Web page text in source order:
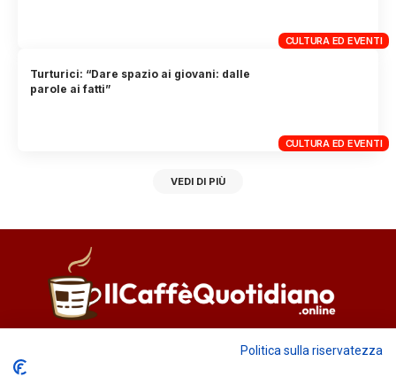
CULTURA ED EVENTI
CULTURA ED EVENTI
Turturici: “Dare spazio ai giovani: dalle
parole ai fatti”
VEDI DI PIÙ
Fiorella Falci
Politica sulla riservatezza